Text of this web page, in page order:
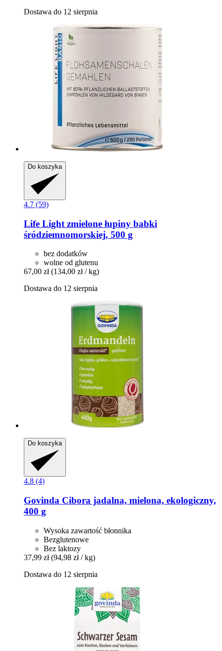
Dostawa do 12 sierpnia
Do koszyka
4.7 (59)
Life Light zmielone łupiny babki
śródziemnomorskiej, 500 g
bez dodatków
wolne od glutenu
67,00 zł (134,00 zł / kg)
Dostawa do 12 sierpnia
Do koszyka
4.8 (4)
Govinda Cibora jadalna, mielona, ekologiczny,
400 g
Wysoka zawartość błonnika
Bezglutenowe
Bez laktozy
37,99 zł (94,98 zł / kg)
Dostawa do 12 sierpnia